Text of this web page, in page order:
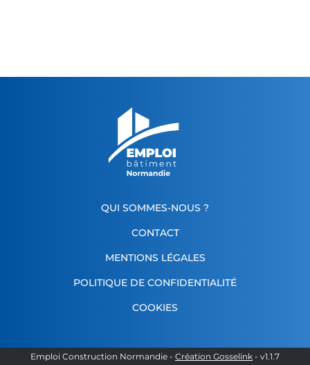
QUI SOMMES-NOUS ?
CONTACT
MENTIONS LÉGALES
POLITIQUE DE CONFIDENTIALITÉ
COOKIES
Emploi Construction Normandie - Création Gosselink - v1.1.7